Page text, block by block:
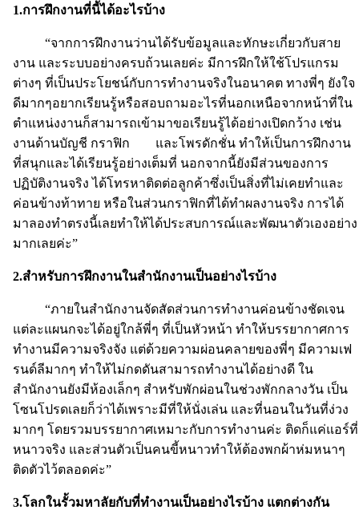
1.การฝึกงานที่นี้ได้อะไรบ้าง
“จากการฝึกงานว่านได้รับข้อมูลและทักษะเกี่ยวกับสาย
งาน และระบบอย่างครบถ้วนเลยค่ะ มีการฝึกให้ใช้โปรแกรม
ต่างๆ ที่เป็นประโยชน์กับการทำงานจริงในอนาคต ทางพี่ๆ ยังใจ
ดีมากๆอยากเรียนรู้หรือสอบถามอะไรที่นอกเหนือจากหน้าที่ใน
ตำแหน่งงานก็สามารถเข้ามาขอเรียนรู้ได้อย่างเปิดกว้าง เช่น
งานด้านบัญชี กราฟิก และโพรดักชั่น ทำให้เป็นการฝึกงาน
ที่สนุกและได้เรียนรู้อย่างเต็มที่ นอกจากนี้ยังมีส่วนของการ
ปฏิบัติงานจริง ได้โทรหาติดต่อลูกค้าซึ่งเป็นสิ่งที่ไม่เคยทำและ
ค่อนข้างท้าทาย หรือในส่วนกราฟิกที่ได้ทำผลงานจริง การได้
มาลองทำตรงนี้เลยทำให้ได้ประสบการณ์และพัฒนาตัวเองอย่าง
มากเลยค่ะ”
2.สำหรับการฝึกงานในสำนักงานเป็นอย่างไรบ้าง
“ภายในสำนักงานจัดสัดส่วนการทำงานค่อนข้างชัดเจน
แต่ละแผนกจะได้อยู่ใกล้พี่ๆ ที่เป็นหัวหน้า ทำให้บรรยากาศการ
ทำงานมีความจริงจัง แต่ด้วยความผ่อนคลายของพี่ๆ มีความเฟ
รนด์ลีมากๆ ทำให้ไม่กดดันสามารถทำงานได้อย่างดี ใน
สำนักงานยังมีห้องเล็กๆ สำหรับพักผ่อนในช่วงพักกลางวัน เป็น
โซนโปรดเลยก็ว่าได้เพราะมีที่ให้นั่งเล่น และที่นอนในวันที่ง่วง
มากๆ โดยรวมบรรยากาศเหมาะกับการทำงานค่ะ ติดก็แค่แอร์ที่
หนาวจริง และส่วนตัวเป็นคนขี้หนาวทำให้ต้องพกผ้าห่มหนาๆ
ติดตัวไว้ตลอดค่ะ”
3.โลกในรั้วมหาลัยกับที่ทำงานเป็นอย่างไรบ้าง แตกต่างกัน